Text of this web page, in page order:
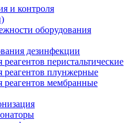
и контроля
оборудования
дезинфекции
перистальтические
реагентов плунжерные
реагентов мембранные